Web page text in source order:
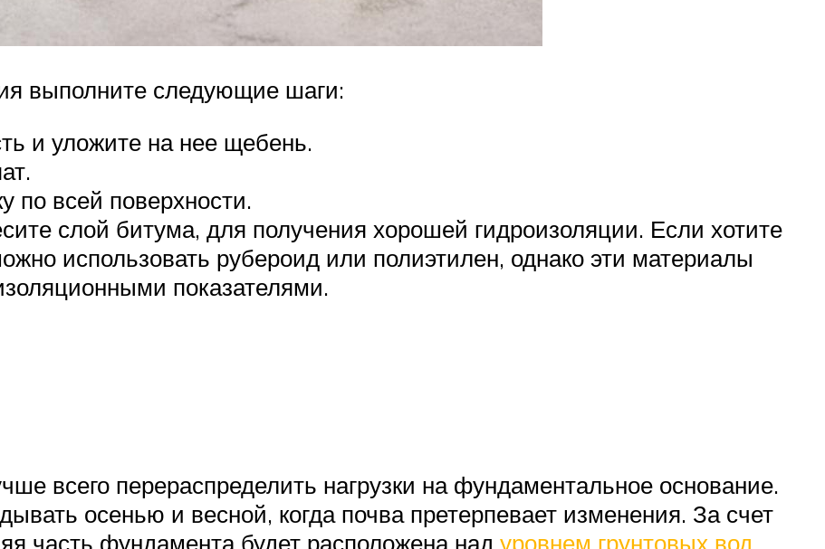
выполните следующие шаги:
и уложите на нее щебень.
по всей поверхности.
слой битума, для получения хорошей гидроизоляции. Если хотите
использовать рубероид или полиэтилен, однако эти материалы
показателями.
всего перераспределить нагрузки на фундаментальное основание.
осенью и весной, когда почва претерпевает изменения. За счет
часть фундамента будет расположена над уровнем грунтовых вод